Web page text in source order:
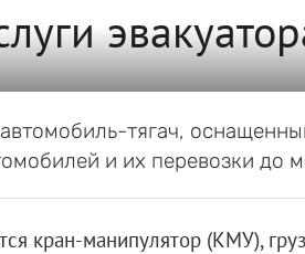
тягач,
и их перевозки до
кран-манипулятор (КМУ),